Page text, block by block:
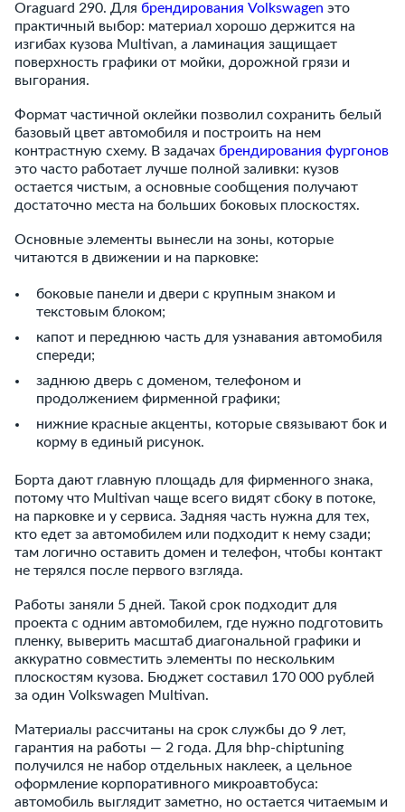
Oraguard 290. Для брендирования Volkswagen это
практичный выбор: материал хорошо держится на
изгибах кузова Multivan, а ламинация защищает
поверхность графики от мойки, дорожной грязи и
выгорания.
Формат частичной оклейки позволил сохранить белый
базовый цвет автомобиля и построить на нем
контрастную схему. В задачах брендирования фургонов
это часто работает лучше полной заливки: кузов
остается чистым, а основные сообщения получают
достаточно места на больших боковых плоскостях.
Основные элементы вынесли на зоны, которые
читаются в движении и на парковке:
боковые панели и двери с крупным знаком и
текстовым блоком;
капот и переднюю часть для узнавания автомобиля
спереди;
заднюю дверь с доменом, телефоном и
продолжением фирменной графики;
нижние красные акценты, которые связывают бок и
корму в единый рисунок.
Борта дают главную площадь для фирменного знака,
потому что Multivan чаще всего видят сбоку в потоке,
на парковке и у сервиса. Задняя часть нужна для тех,
кто едет за автомобилем или подходит к нему сзади;
там логично оставить домен и телефон, чтобы контакт
не терялся после первого взгляда.
Работы заняли 5 дней. Такой срок подходит для
проекта с одним автомобилем, где нужно подготовить
пленку, выверить масштаб диагональной графики и
аккуратно совместить элементы по нескольким
плоскостям кузова. Бюджет составил 170 000 рублей
за один Volkswagen Multivan.
Материалы рассчитаны на срок службы до 9 лет,
гарантия на работы — 2 года. Для bhp-chiptuning
получился не набор отдельных наклеек, а цельное
оформление корпоративного микроавтобуса:
автомобиль выглядит заметно, но остается читаемым и